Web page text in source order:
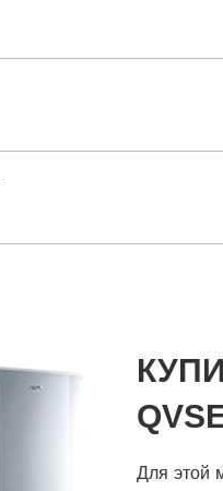
Для этой